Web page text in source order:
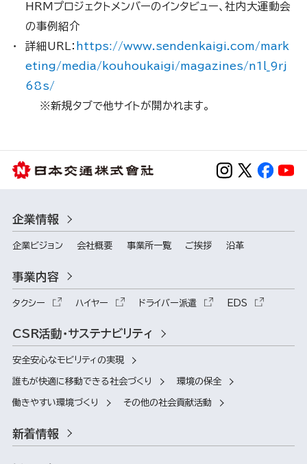
HRMプロジェクトメンバーのインタビュー、社内大運動会
の事例紹介
詳細URL： https://www.sendenkaigi.com/mark
eting/media/kouhoukaigi/magazines/n1l_9rj
68s/
※新規タブで他サイトが開かれます。
企業情報
企業ビジョン 会社概要 事業所一覧 ご挨拶 沿革
事業内容
タクシー ハイヤー ドライバー派遣 EDS
CSR活動・サステナビリティ
安全安心なモビリティの実現
誰もが快適に移動できる社会づくり 環境の保全
働きやすい環境づくり その他の社会貢献活動
新着情報